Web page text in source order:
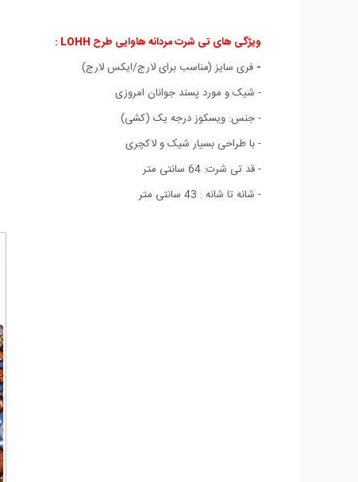
ویژگی های تی شرت مردانه هاوایی طرح LOHH :
- فری سایز (مناسب برای لارج/ایکس لارج)
- شیک و مورد پسند جوانان امروزی
- جنس: ویسکوز درجه یک (کشی)
- با طراحی بسیار شیک و لاکچری
- قد تی شرت: 64 سانتی متر
- شانه تا شانه : 43 سانتی متر